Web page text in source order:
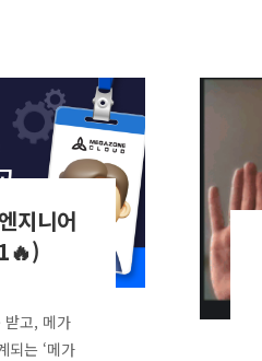
지니어
고, 메가
되는 ‘메가